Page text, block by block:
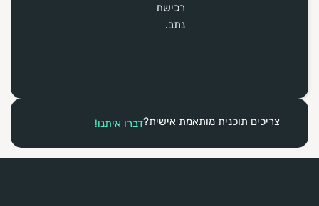
רכישת
צריכים תוכנית מותאמת אישית?דברו איתנו!